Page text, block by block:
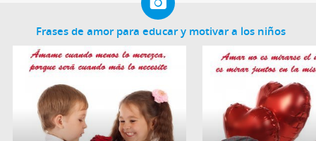
Frases de amor para educar y motivar a los niños